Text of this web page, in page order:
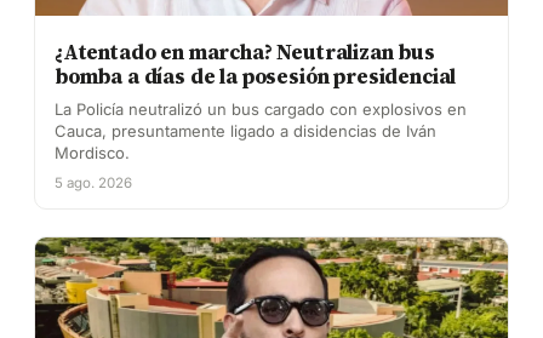
¿Atentado en marcha? Neutralizan bus
bomba a días de la posesión presidencial
La Policía neutralizó un bus cargado con explosivos en
Cauca, presuntamente ligado a disidencias de Iván
Mordisco.
5 ago. 2026